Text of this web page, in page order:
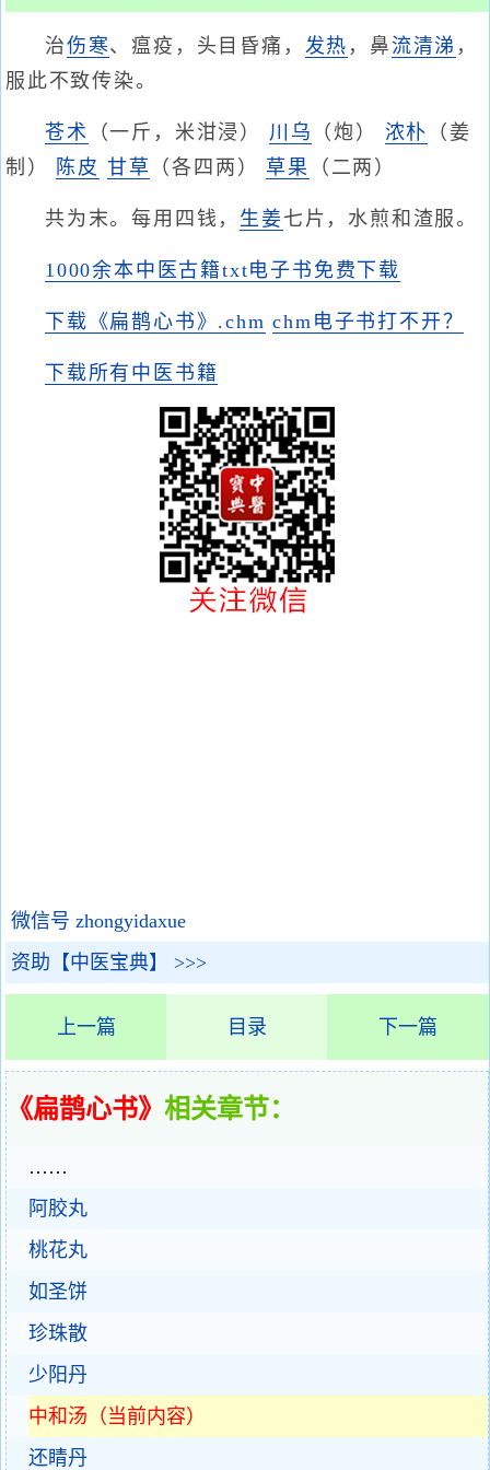
治伤寒、瘟疫，头目昏痛， 发热 ，鼻 流清涕 ，
服此不致传染。
苍术 （一斤，米泔浸） 川乌 （炮） 浓朴
（姜
制）
陈皮 甘草 （各四两） 草果 （二两）
共为末。每用四钱， 生姜七片，水煎和渣服。
1000余本中医古籍txt电子书免费下载
下载《扁鹊心书》.chm chm电子书打不开？
下载所有中医书籍
微信号 zhongyidaxue
资助【中医宝典】 >>>
上一篇 目录 下一篇
《扁鹊心书》 相关章节：
……
阿胶丸
桃花丸
如圣饼
珍珠散
少阳丹
中和汤（当前内容）
还睛丹